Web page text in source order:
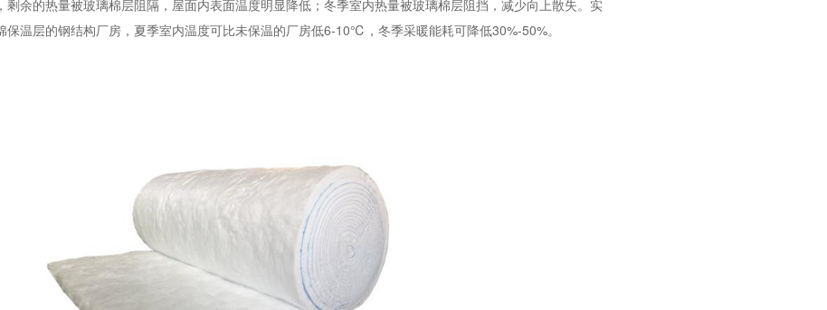
剩余的热量被玻璃棉层阻隔，屋面内表面温度明显降低；冬季室内热量被玻璃棉层阻挡，减少向上散失。实
保温层的钢结构厂房，夏季室内温度可比未保温的厂房低6-10℃，冬季采暖能耗可降低30%-50%。